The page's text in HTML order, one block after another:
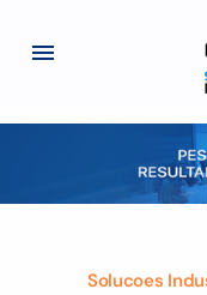
Solucoes